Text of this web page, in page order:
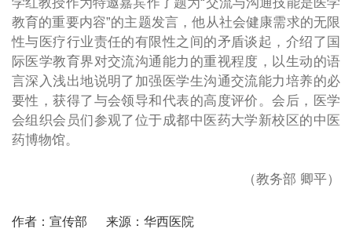
教育的重要内容”的主题发言，他从社会健康需求的无限
性与医疗行业责任的有限性之间的矛盾谈起，介绍了国
际医学教育界对交流沟通能力的重视程度，以生动的语
言深入浅出地说明了加强医学生沟通交流能力培养的必
要性，获得了与会领导和代表的高度评价。会后，医学
会组织会员们参观了位于成都中医药大学新校区的中医
药博物馆。
（教务部 卿平）
作者：宣传部 来源：华西医院